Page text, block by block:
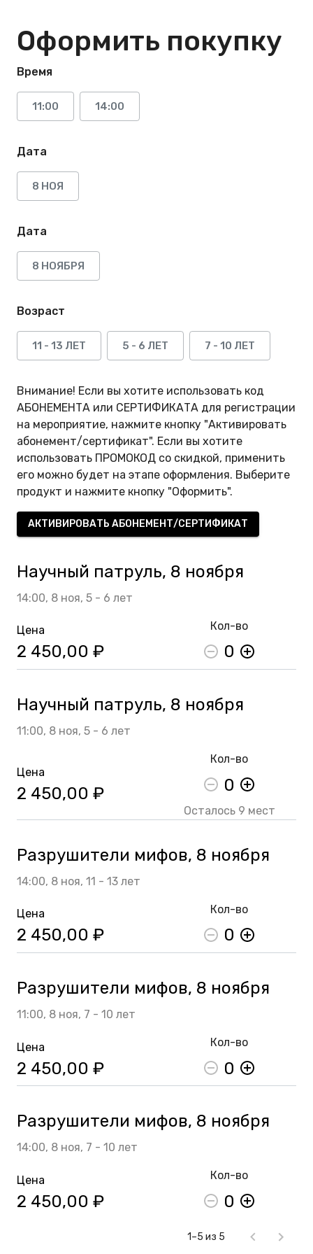
Оформить покупку
Время
11:00 14:00
Дата
8 НОЯ
Дата
8 НОЯБРЯ
Возраст
11 - 13 ЛЕТ 5 - 6 ЛЕТ 7 - 10 ЛЕТ
Внимание! Если вы хотите использовать код
АБОНЕМЕНТА или СЕРТИФИКАТА для регистрации
на мероприятие, нажмите кнопку "Активировать
абонемент/сертификат". Если вы хотите
использовать ПРОМОКОД со скидкой, применить
его можно будет на этапе оформления. Выберите
продукт и нажмите кнопку "Оформить".
АКТИВИРОВАТЬ АБОНЕМЕНТ/СЕРТИФИКАТ
Научный патруль, 8 ноября
14:00, 8 ноя, 5 - 6 лет
Цена
2 450,00 ₽
Кол-во
0
Научный патруль, 8 ноября
11:00, 8 ноя, 5 - 6 лет
Цена
2 450,00 ₽
Кол-во
0
Осталось 9 мест
Разрушители мифов, 8 ноября
14:00, 8 ноя, 11 - 13 лет
Цена
2 450,00 ₽
Кол-во
0
Разрушители мифов, 8 ноября
11:00, 8 ноя, 7 - 10 лет
Цена
2 450,00 ₽
Кол-во
0
Разрушители мифов, 8 ноября
14:00, 8 ноя, 7 - 10 лет
Цена
2 450,00 ₽
Кол-во
0
1–5 из 5